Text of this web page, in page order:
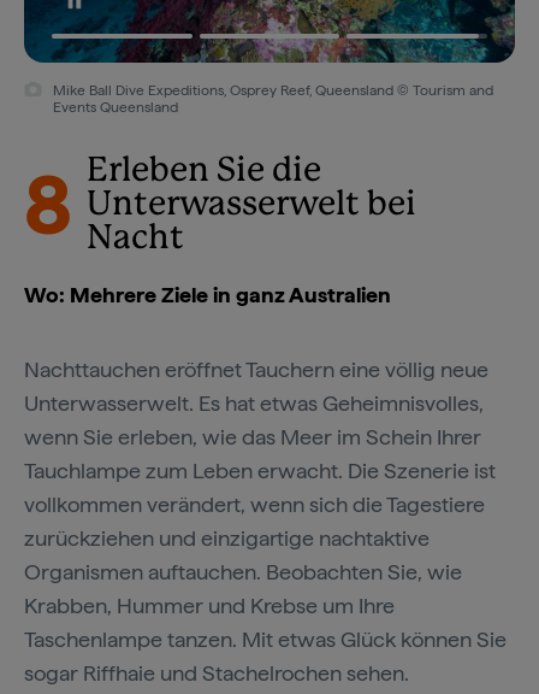
Fluoro-Tauchen, Divers Den © Entrada Travel Group
Mike Ball Dive Expeditions, Osprey Reef, Queensland © Tourism and
Events Queensland
8
Erleben Sie die
Unterwasserwelt bei
Nacht
Wo: Mehrere Ziele in ganz Australien
Nachttauchen eröffnet Tauchern eine völlig neue
Unterwasserwelt. Es hat etwas Geheimnisvolles,
wenn Sie erleben, wie das Meer im Schein Ihrer
Tauchlampe zum Leben erwacht. Die Szenerie ist
vollkommen verändert, wenn sich die Tagestiere
zurückziehen und einzigartige nachtaktive
Organismen auftauchen. Beobachten Sie, wie
Krabben, Hummer und Krebse um Ihre
Taschenlampe tanzen. Mit etwas Glück können Sie
sogar Riffhaie und Stachelrochen sehen.